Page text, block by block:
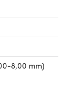
8,00 mm)